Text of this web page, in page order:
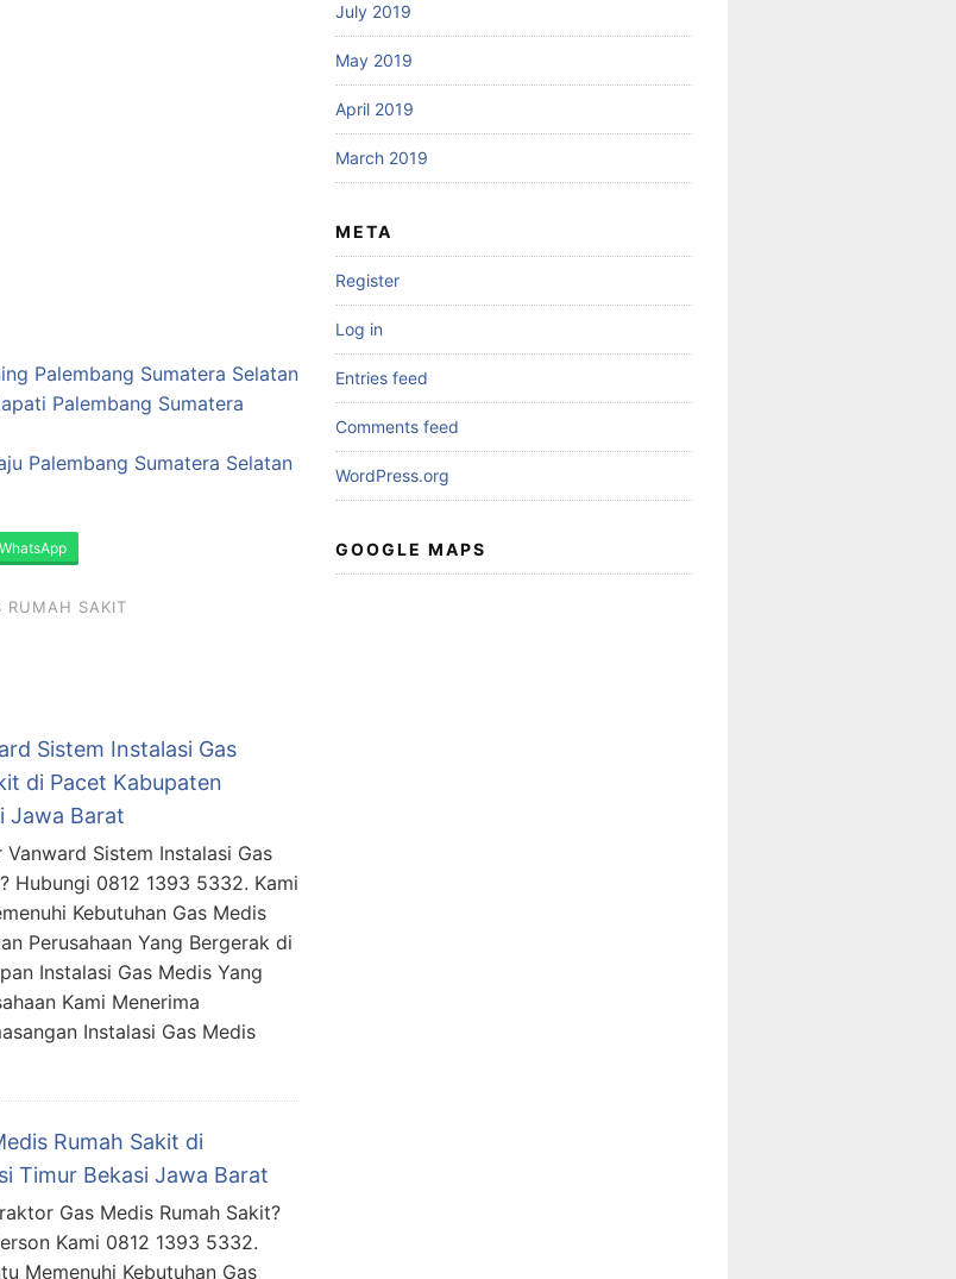
Palembang Sumatera Selatan
Palembang Sumatera
Palembang Sumatera Selatan
WhatsApp
RUMAH SAKIT
Sistem Instalasi Gas
di Pacet Kabupaten
Jawa Barat
Sistem Instalasi Gas
Hubungi 0812 1393 5332. Kami
Kebutuhan Gas Medis
Perusahaan Yang Bergerak di
Instalasi Gas Medis Yang
Kami Menerima
Instalasi Gas Medis
Rumah Sakit di
Timur Bekasi Jawa Barat
Gas Medis Rumah Sakit?
Kami 0812 1393 5332.
Memenuhi Kebutuhan Gas
July 2019
May 2019
April 2019
March 2019
META
Register
Log in
Entries feed
Comments feed
WordPress.org
GOOGLE MAPS